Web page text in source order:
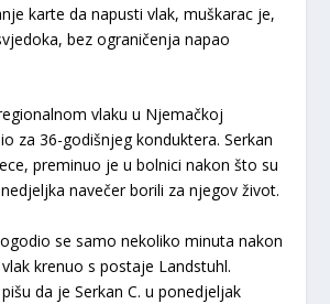
karte da napusti vlak, muškarac je,
bez ograničenja napao
vlaku u Njemačkoj
za 36-godišnjeg konduktera. Serkan
preminuo je u bolnici nakon što su
navečer borili za njegov život.
se samo nekoliko minuta nakon
krenuo s postaje Landstuhl.
da je Serkan C. u ponedjeljak